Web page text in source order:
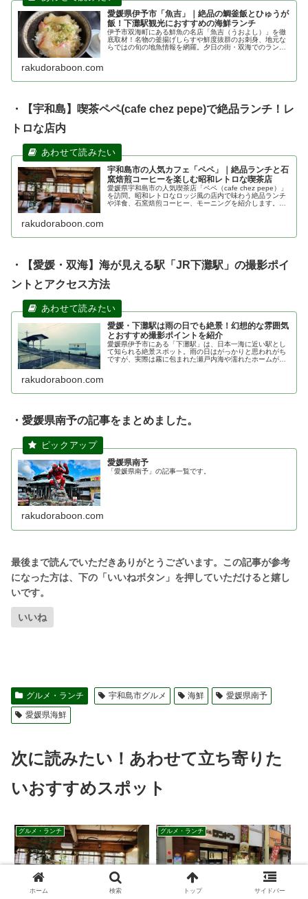
愛媛県伊予市「魚吉」｜絶品の鯛釜飯とひゅうが
飯！下灘駅観光におすすめの海鮮ランチ
伊予市双海町にある鮮魚の名店「魚吉（うおよし）」を徹
底取材！名物の釜揚げしらすや鮮度抜群のお刺身、地元な
らではの旬の地魚情報を網羅。夕日の街・双海でのランチ
rakudoraboon.com
・【宇和島】喫茶ペペ(cafe chez pepe)で絶品ランチ！レ
トロな店内
宇和島市の人気カフェ「ペペ」｜絶品ランチと石
窯焙煎コーヒーを楽しむ昭和レトロな喫茶店
愛媛県宇和島市の人気喫茶店「ペペ（cafe chez pepe）」
を訪問。昭和レトロなロッジ風の店内で味わう絶品ランチ
や洋食、石窯焙煎コーヒー、モーニングを紹介します。宇
rakudoraboon.com
・【愛媛・双海】海が見える駅「JR下灘駅」の撮影ポイ
ントとアクセス方法
愛媛・下灘駅は雨の日でも絶景！幻想的な雰囲気
とおすすめ撮影ポイントを紹介
愛媛県伊予市にある「下灘駅」は、日本一海に近い駅とし
て知られる絶景スポット。雨の日はがっかりと思われがち
ですが、実際は霧に包まれた瀬戸内海や濡れたホームが幻
rakudoraboon.com
・愛媛県南予の記事をまとめました。
愛媛県南予
「愛媛県南予」の記事一覧です。
rakudoraboon.com
いいね
グルメ・ランチ 宇和島市グルメ 海鮮
愛媛県南予
愛媛県海鮮
次に読みたい！あわせて立ち寄りた
いおすすめスポット
グルメ・ランチ グルメ・ランチ
ホーム 検索 トップ サイドバー